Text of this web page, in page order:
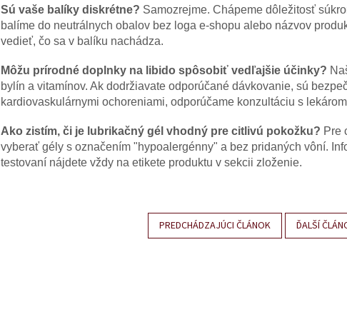
Sú vaše balíky diskrétne? Samozrejme. Chápeme dôležitosť
balíme do neutrálnych obalov bez loga e-shopu alebo názvov
vedieť, čo sa v balíku nachádza.
Môžu prírodné doplnky na libido spôsobiť vedľajšie účinky?
bylín a vitamínov. Ak dodržiavate odporúčané dávkovanie, sú
kardiovaskulárnymi ochoreniami, odporúčame konzultáciu s
Ako zistím, či je lubrikačný gél vhodný pre citlivú pokožku? Pre
vyberať gély s označením "hypoalergénny" a bez pridaných vôní.
testovaní nájdete vždy na etikete produktu v sekcii zloženie.
PREDCHÁDZAJÚCI ČLÁNOK ĎALŠÍ